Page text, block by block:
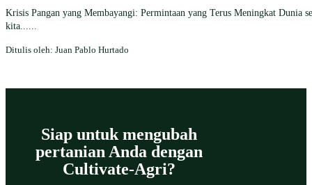
Krisis Pangan yang Membayangi: Permintaan yang Terus Meningkat Dunia
kita......
Ditulis oleh: Juan Pablo Hurtado
Siap untuk mengubah
pertanian Anda dengan
Cultivate-Agri?